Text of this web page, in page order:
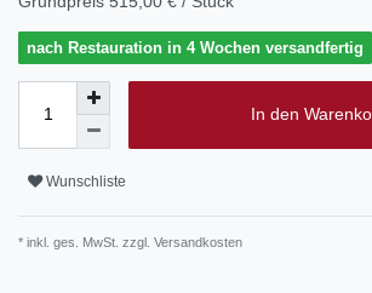
nach Restauration in 4 Wochen versandfertig
In den
Wunschliste
* inkl. ges. MwSt. zzgl. Versandkosten